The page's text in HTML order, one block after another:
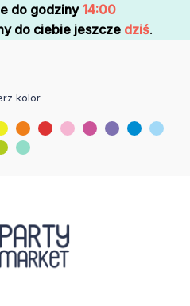
do godziny14:00
do ciebie jeszcze dziś.
kolor